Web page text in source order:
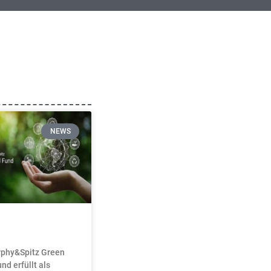
NEWS
Green
erfüllt als